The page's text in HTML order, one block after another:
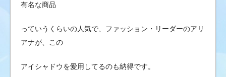
有名な商品
っていうくらいの人気で、ファッション・リーダーのアリ
アナが、この
アイシャドウを愛用してるのも納得です。